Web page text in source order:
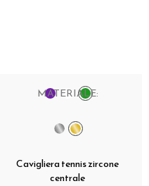
MATERIALE:
Cavigliera tennis zircone
centrale